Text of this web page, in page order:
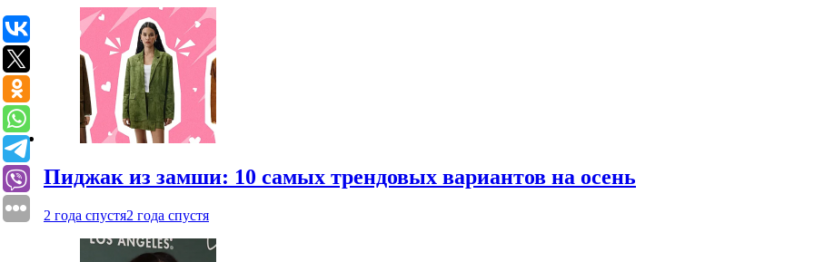
Пиджак из замши: 10 самых трендовых вариантов на осень
2 года спустя2 года спустя